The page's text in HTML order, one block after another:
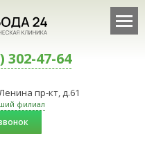
302-47-64
пр-кт, д.61
филиал